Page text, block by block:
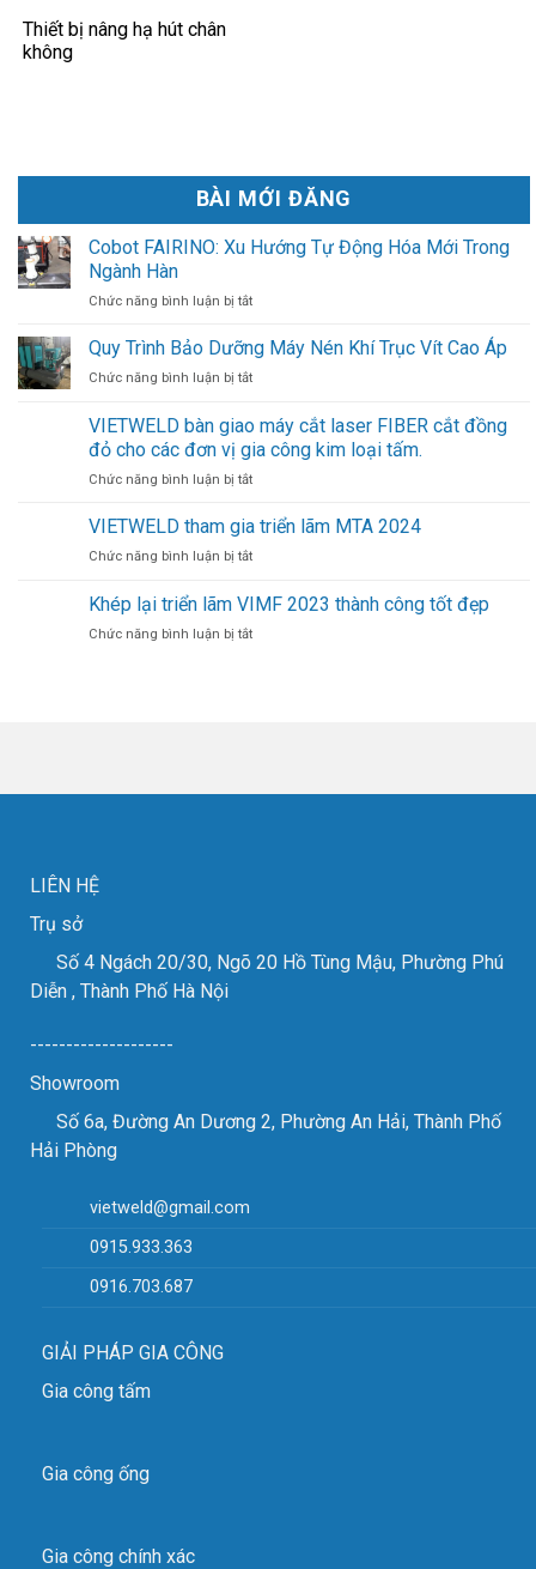
BÀI MỚI ĐĂNG
Cobot FAIRINO: Xu Hướng Tự Động Hóa Mới Trong
Ngành Hàn
Chức năng bình luận bị tắtở
FAIRINO:
Xu
Hướng
Động
Hóa
Trong
Hàn
Quy Trình Bảo Dưỡng Máy Nén Khí Trục Vít Cao Áp
Chức năng bình luận bị tắtở
Trình
Bảo
Dưỡng
Máy
Khí
Vít
Áp
VIETWELD bàn giao máy cắt laser FIBER cắt đồng
đỏ cho các đơn vị gia công kim loại tấm.
Chức năng bình luận bị tắtở
bàn
máy
laser
cắt
VIETWELD tham gia triển lãm MTA 2024
Chức năng bình luận bị tắtở
tham
gia
triển
Khép lại triển lãm VIMF 2023 thành công tốt đẹp
Chức năng bình luận bị tắtở
công
Thiết bị nâng hạ hút chân
không
LIÊN HỆ
Trụ sở
Số 4 Ngách 20/30, Ngõ 20 Hồ Tùng Mậu, Phường Phú
Diễn , Thành Phố Hà Nội
--------------------
Showroom
Số 6a, Đường An Dương 2, Phường An Hải, Thành Phố
Hải Phòng
vietweld@gmail.com
0915.933.363
0916.703.687
GIẢI PHÁP GIA CÔNG
Gia công tấm
Gia công ống
Gia công chính xác